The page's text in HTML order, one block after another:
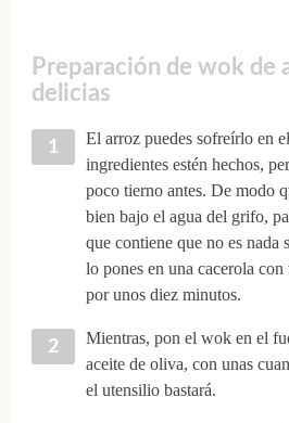
Preparación de wok de
delicias
El arroz puedes sofreírlo en
ingredientes estén hechos,
poco tierno antes. De modo
bien bajo el agua del grifo,
que contiene que no es nada
lo pones en una cacerola
por unos diez minutos.
Mientras, pon el wok en el
aceite de oliva, con unas
el utensilio bastará.